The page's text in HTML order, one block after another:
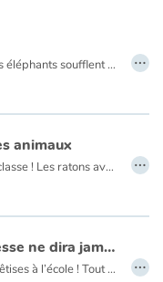
Pas de neige, pas grave : les éléphants soufflent des confettis blancs par leur trompe et la magie opère. Les grenouilles s'égosillent en chantant Petit Papa Noël. Les vaches essaient de passer par la cheminée. Les petits crocos mangent les cadeaux, le hibou nous chouette à tous un joyeux Noël ! Éclats de rire et poésie au rendez-vous. …
animaux
C’est le jour de la photo de classe ! Les ratons avec leur interminable toilette ont endormi le photographe, les castors ont grignoté les gradins, les singes courent partout, les serpents s’emmêlent, les sardines sont dans la boîte… Chacun a sa petite histoire et tous nous font bien rire ! Pour prolonger le plaisir, un animal d’une autre photo s’est invité chez ses petits camarades. Au lecteur de trouver l’éléphant chez les autruches, l’ours polaire chez les girafes, etc. …
Tout ce qu'une maîtresse ne dira jamais
La crème de la crème des bêtises à l’école ! Tout est sens dessus dessous. La maîtresse est tombée sur la tête et les élèves ne sont pas au bout de leurs surprises ! …